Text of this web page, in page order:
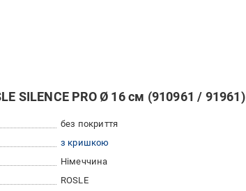
SILENCE PRO Ø 16 см (910961 / 91961)
без покриття
з кришкою
Німеччина
ROSLE